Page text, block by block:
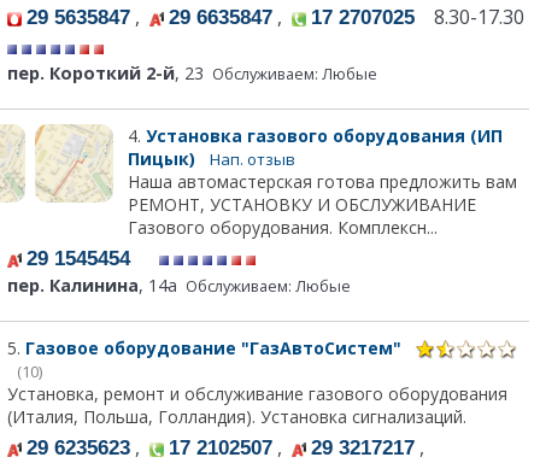
29 5635847 , 29 6635847 , 17 2707025 8.30-17.30
пер. Короткий 2-й, 23 Обслуживаем: Любые
4. Установка газового оборудования (ИП
Пицык)
Нап. отзыв
Наша автомастерская готова предложить вам
РЕМОНТ, УСТАНОВКУ И ОБСЛУЖИВАНИЕ
Газового оборудования. Комплексн...
29 1545454
пер. Калинина, 14а Обслуживаем: Любые
5. Газовое оборудование "ГазАвтоСистем"
(10)
Установка, ремонт и обслуживание газового оборудования
(Италия, Польша, Голландия). Установка сигнализаций.
29 6235623 , 17 2102507 , 29 3217217 ,